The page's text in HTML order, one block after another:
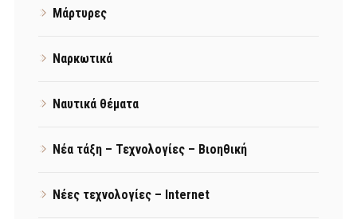
Μάρτυρες
Ναρκωτικά
Ναυτικά θέματα
Νέα τάξη – Τεχνολογίες – Βιοηθική
Νέες τεχνολογίες – Internet